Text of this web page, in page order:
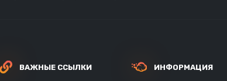
ВАЖНЫЕ ССЫЛКИ ИНФОРМАЦИЯ